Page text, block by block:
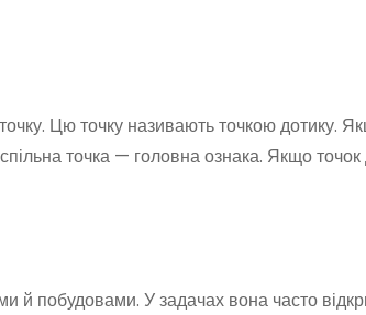
Цю точку називають точкою дотику.
точка — головна ознака. Якщо точок
й побудовами. У задачах вона часто